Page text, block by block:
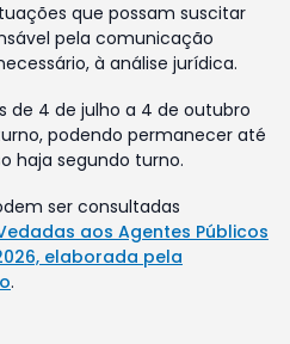
que possam suscitar
pela comunicação
à análise jurídica.
de 4 de julho a 4 de outubro
podendo permanecer até
haja segundo turno.
ser consultadas
aos Agentes Públicos
elaborada pela
.